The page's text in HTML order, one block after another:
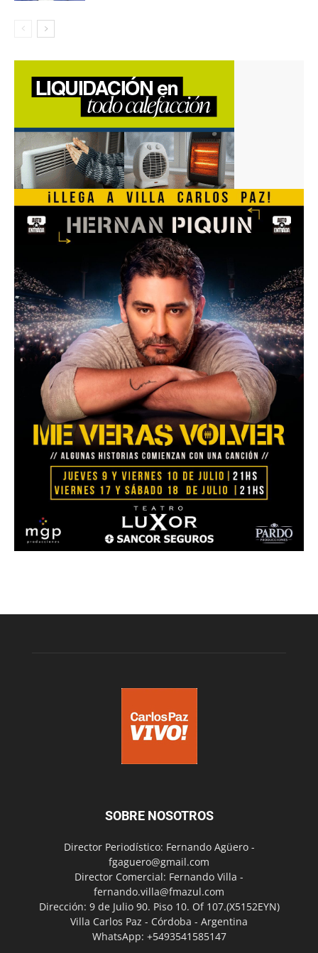
SOBRE NOSOTROS
Director Periodístico: Fernando Agüero -
fgaguero@gmail.com
Director Comercial: Fernando Villa -
fernando.villa@fmazul.com
Dirección: 9 de Julio 90. Piso 10. Of 107.(X5152EYN)
Villa Carlos Paz - Córdoba - Argentina
WhatsApp: +5493541585147